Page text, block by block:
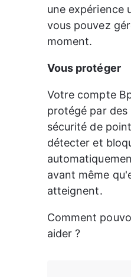
une expérience
vous pouvez
moment.
Vous protéger
Votre compte
protégé par des
sécurité de
détecter et
avant même
atteignent.
Comment
aider ?